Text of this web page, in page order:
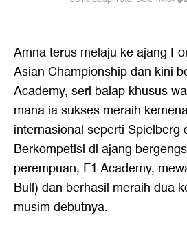
Amna terus melaju ke ajang
Asian Championship dan kini
Academy, seri balap khusus
mana ia sukses meraih
internasional seperti Spielberg
Berkompetisi di ajang
perempuan, F1 Academy,
Bull) dan berhasil meraih dua
musim debutnya.